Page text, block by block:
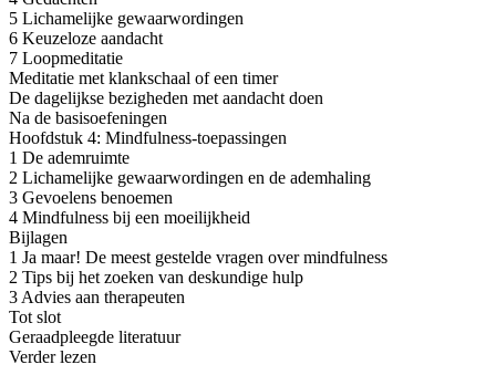
5 Lichamelijke gewaarwordingen
6 Keuzeloze aandacht
7 Loopmeditatie
Meditatie met klankschaal of een timer
De dagelijkse bezigheden met aandacht doen
Na de basisoefeningen
Hoofdstuk 4: Mindfulness-toepassingen
1 De ademruimte
2 Lichamelijke gewaarwordingen en de ademhaling
3 Gevoelens benoemen
4 Mindfulness bij een moeilijkheid
Bijlagen
1 Ja maar! De meest gestelde vragen over mindfulness
2 Tips bij het zoeken van deskundige hulp
3 Advies aan therapeuten
Tot slot
Geraadpleegde literatuur
Verder lezen